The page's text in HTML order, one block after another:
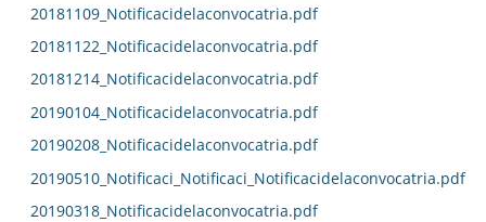
20181109_Notificacidelaconvocatria.pdf
20181122_Notificacidelaconvocatria.pdf
20181214_Notificacidelaconvocatria.pdf
20190104_Notificacidelaconvocatria.pdf
20190208_Notificacidelaconvocatria.pdf
20190510_Notificaci_Notificaci_Notificacidelaconvocatria.pdf
20190318_Notificacidelaconvocatria.pdf